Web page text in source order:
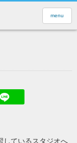
menu
ーク
Google Plus
しているスタジオへ